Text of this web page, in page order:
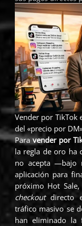
o
n
h
a
t
s
a
p
p
o
t
e
l
e
g
a
m
o
n
e
b
o
k
Vender por TikTok
del «precio por
Paravender por
la regla de oro ha
no acepta —bajo
aplicación para
próximo Hot
checkoutdirecto
tráfico masivo se
han eliminado la